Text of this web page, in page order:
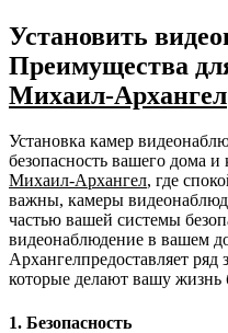
Установить
Преимущества
Михаил-Архангел
Установка камер
безопасность вашего дома
Михаил-Архангел, где
важны, камеры
частью вашей системы
видеонаблюдение в вашем
Архангелпредоставляет
которые делают вашу жизнь
1. Безопасность